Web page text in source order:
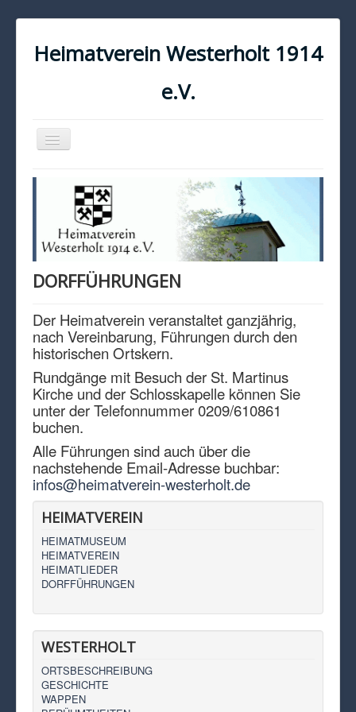
Heimatverein Westerholt 1914
e.V.
Navigation
an/aus
KONTAKT
IMPRESSUM
DATENSCHUTZ
DORFFÜHRUNGEN
Der Heimatverein veranstaltet ganzjährig,
nach Vereinbarung, Führungen durch den
historischen Ortskern.
Rundgänge mit Besuch der St. Martinus
Kirche und der Schlosskapelle können Sie
unter der Telefonnummer 0209/610861
buchen.
Alle Führungen sind auch über die
nachstehende Email-Adresse buchbar:
infos@heimatverein-westerholt.de
HEIMATVEREIN
HEIMATMUSEUM
HEIMATVEREIN
HEIMATLIEDER
DORFFÜHRUNGEN
WESTERHOLT
ORTSBESCHREIBUNG
GESCHICHTE
WAPPEN